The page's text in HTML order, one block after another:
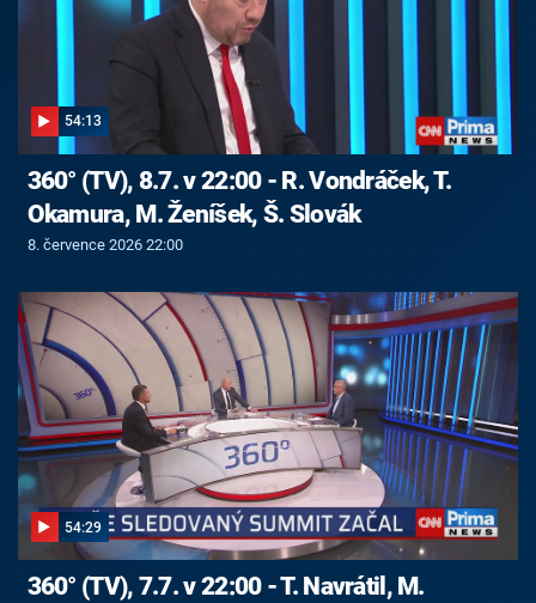
54:13
360° (TV), 8.7. v 22:00 - R. Vondráček, T.
Okamura, M. Ženíšek, Š. Slovák
8. července 2026 22:00
54:29
360° (TV), 7.7. v 22:00 - T. Navrátil, M.